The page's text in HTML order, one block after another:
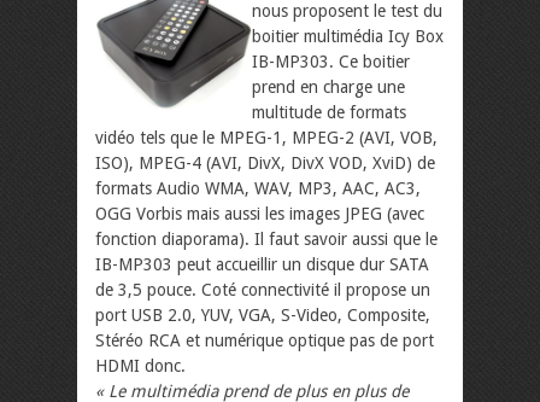
nous proposent le test du
boitier multimédia Icy Box
IB-MP303. Ce boitier
prend en charge une
multitude de formats
vidéo tels que le MPEG-1, MPEG-2 (AVI, VOB,
ISO), MPEG-4 (AVI, DivX, DivX VOD, XviD) de
formats Audio WMA, WAV, MP3, AAC, AC3,
OGG Vorbis mais aussi les images JPEG (avec
fonction diaporama). Il faut savoir aussi que le
IB-MP303 peut accueillir un disque dur SATA
de 3,5 pouce. Coté connectivité il propose un
port USB 2.0, YUV, VGA, S-Video, Composite,
Stéréo RCA et numérique optique pas de port
HDMI donc.
« Le multimédia prend de plus en plus de